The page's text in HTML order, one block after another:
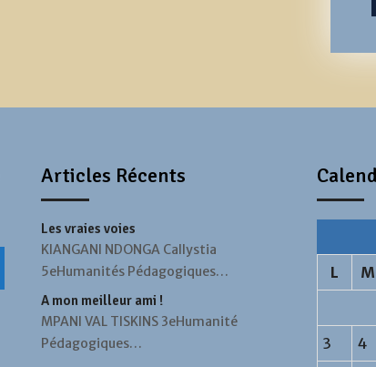
Articles Récents
Les vraies voies
KIANGANI NDONGA Callystia
5eHumanités Pédagogiques…
A mon meilleur ami !
MPANI VAL TISKINS 3eHumanité
Pédagogiques…
L
M
3
4